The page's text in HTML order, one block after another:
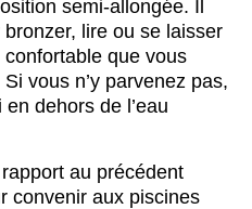
semi-allongée. Il
lire ou se laisser
que vous
vous n’y parvenez pas,
en dehors de l’eau
au précédent
convenir aux piscines